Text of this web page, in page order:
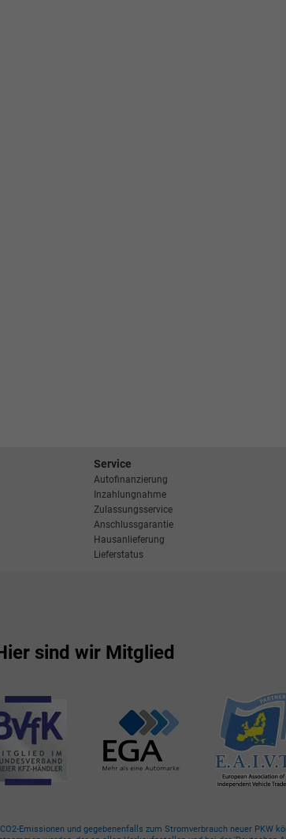
Service
Autofinanzierung
Inzahlungnahme
Zulassungsservice
Anschlussgarantie
Hausanlieferung
Lieferstatus
sind wir Mitglied
Emissionen und gegebenenfalls zum Stromverbrauch neuer PKW